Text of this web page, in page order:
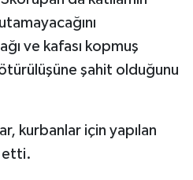
ve kafası kopmuş
şahit olduğunu
kurbanlar için yapılan
etti.